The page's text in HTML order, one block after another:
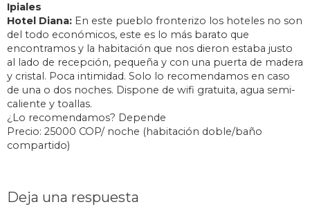
Ipiales
Hotel Diana: En este pueblo fronterizo los hoteles no son
del todo económicos, este es lo más barato que
encontramos y la habitación que nos dieron estaba justo
al lado de recepción, pequeña y con una puerta de madera
y cristal. Poca intimidad. Solo lo recomendamos en caso
de una o dos noches. Dispone de wifi gratuita, agua semi-
caliente y toallas.
¿Lo recomendamos? Depende
Precio: 25000 COP/ noche (habitación doble/baño
compartido)
Deja una respuesta